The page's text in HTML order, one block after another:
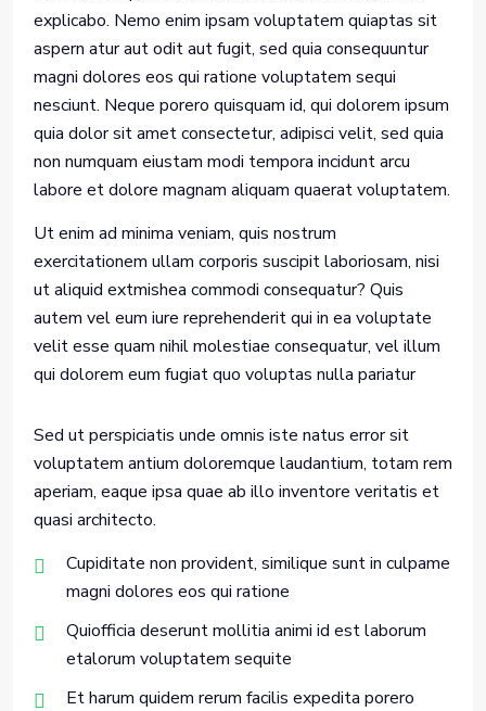
explicabo. Nemo enim ipsam voluptatem quiaptas sit
aspern atur aut odit aut fugit, sed quia consequuntur
magni dolores eos qui ratione voluptatem sequi
nesciunt. Neque porero quisquam id, qui dolorem ipsum
quia dolor sit amet consectetur, adipisci velit, sed quia
non numquam eiustam modi tempora incidunt arcu
labore et dolore magnam aliquam quaerat voluptatem.
Ut enim ad minima veniam, quis nostrum
exercitationem ullam corporis suscipit laboriosam, nisi
ut aliquid extmishea commodi consequatur? Quis
autem vel eum iure reprehenderit qui in ea voluptate
velit esse quam nihil molestiae consequatur, vel illum
qui dolorem eum fugiat quo voluptas nulla pariatur
Sed ut perspiciatis unde omnis iste natus error sit
voluptatem antium doloremque laudantium, totam rem
aperiam, eaque ipsa quae ab illo inventore veritatis et
quasi architecto.
Cupiditate non provident, similique sunt in culpame
magni dolores eos qui ratione
Quiofficia deserunt mollitia animi id est laborum
etalorum voluptatem sequite
Et harum quidem rerum facilis expedita porero